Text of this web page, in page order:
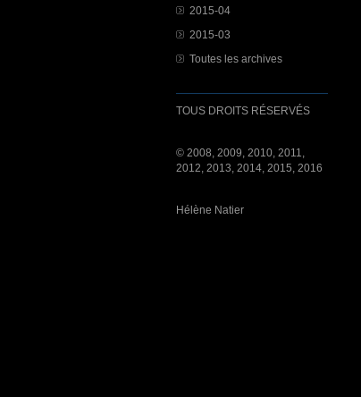
2015-04
2015-03
Toutes les archives
TOUS DROITS RÉSERVÉS
© 2008, 2009, 2010, 2011,
2012, 2013, 2014, 2015, 2016
Hélène Natier